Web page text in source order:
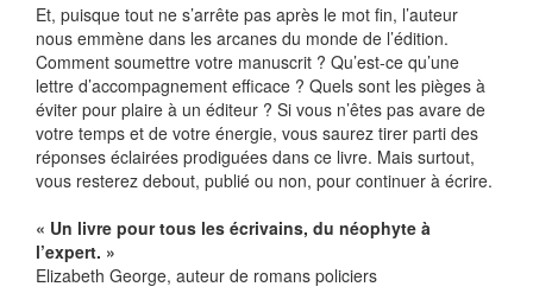
Et, puisque tout ne s’arrête pas après le mot fin, l’auteur
nous emmène dans les arcanes du monde de l’édition.
Comment soumettre votre manuscrit ? Qu’est-ce qu’une
lettre d’accompagnement efficace ? Quels sont les pièges à
éviter pour plaire à un éditeur ? Si vous n’êtes pas avare de
votre temps et de votre énergie, vous saurez tirer parti des
réponses éclairées prodiguées dans ce livre. Mais surtout,
vous resterez debout, publié ou non, pour continuer à écrire.
« Un livre pour tous les écrivains, du néophyte à
l’expert. »
Elizabeth George, auteur de romans policiers